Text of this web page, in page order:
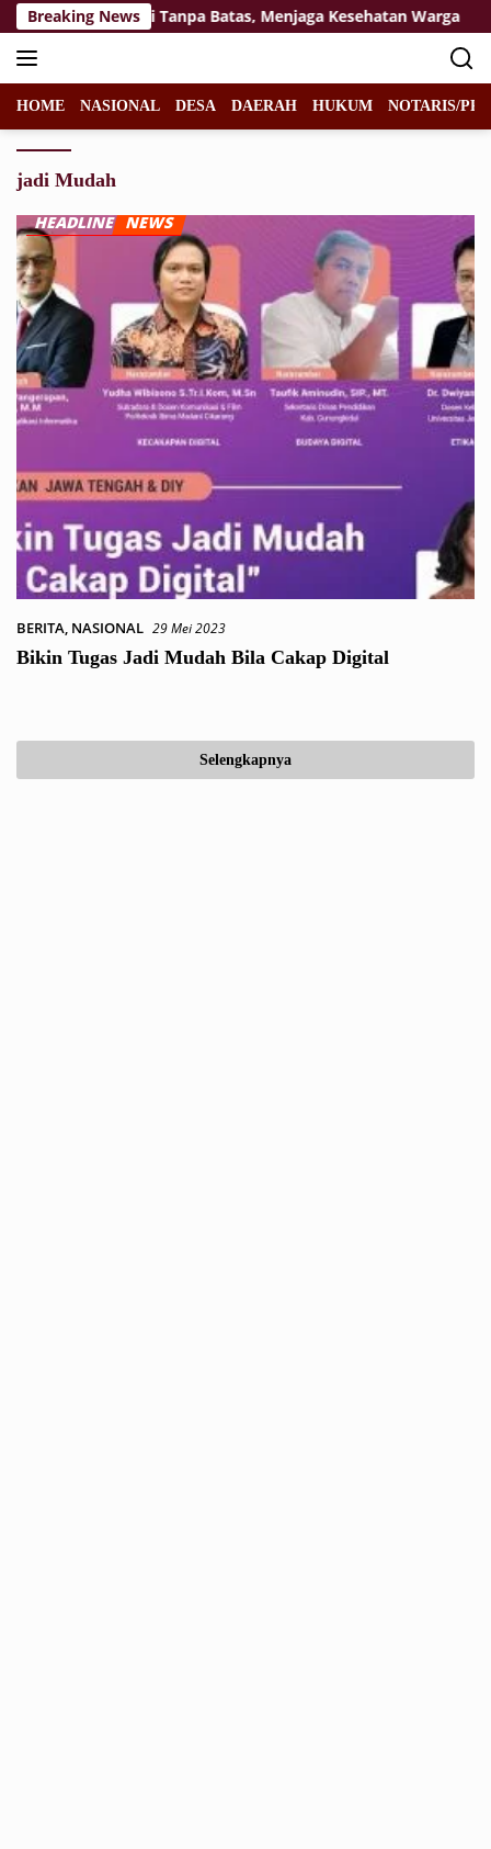
Langsung
ke
konten
Breaking News
Mengabdi Tanpa Batas, Menjaga Kesehatan Warga
HOME NASIONAL DESA DAERAH HUKUM NOTARIS/
jadi Mudah
BERITA, NASIONAL 29 Mei 2023
Bikin Tugas Jadi Mudah Bila Cakap Digital
Selengkapnya